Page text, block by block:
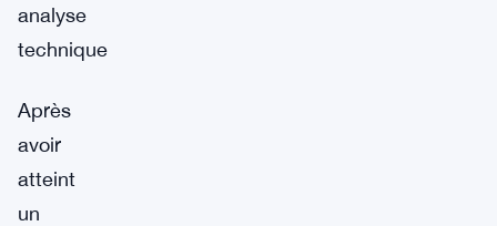
analyse
technique
Après
avoir
atteint
un